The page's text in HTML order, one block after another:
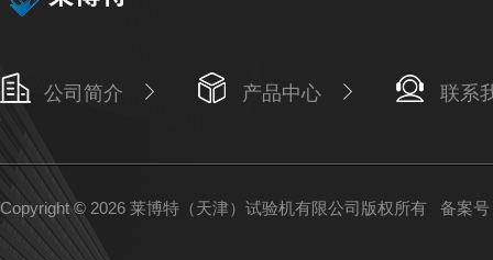
公司简介 产品中心 联系
Copyright © 2026 莱博特（天津）试验机有限公司版权所有 备案号